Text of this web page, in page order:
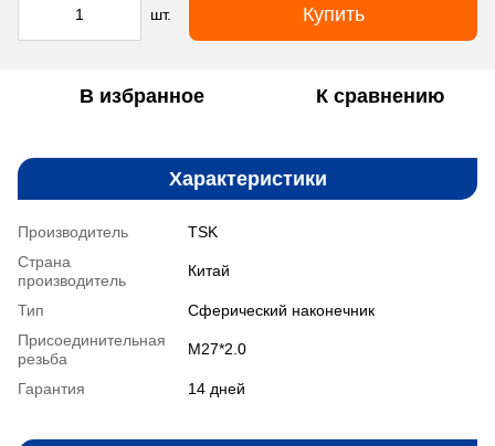
шт. Купить
В избранное К сравнению
Характеристики
Производитель
TSK
Страна
производитель
Китай
Тип
Сферический наконечник
Присоединительная
резьба
M27*2.0
Гарантия 14 дней